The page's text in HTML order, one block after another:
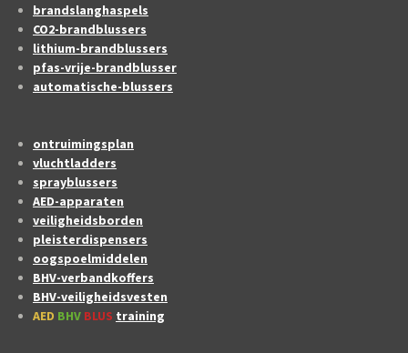
brandslanghaspels
CO2-brandblussers
lithium-brandblussers
pfas-vrije-brandblusser
automatische-blussers
ontruimingsplan
vluchtladders
sprayblussers
AED-apparaten
veiligheidsborden
pleisterdispensers
oogspoelmiddelen
BHV-verbandkoffers
BHV-veiligheidsvesten
AED BHV BLUS training